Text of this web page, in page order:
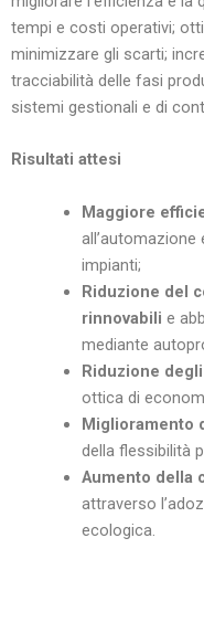
tempi e costi operativi;
minimizzare gli scarti;
tracciabilità delle fasi
sistemi gestionali e di
Risultati attesi
Maggiore
all’automazione
impianti;
Riduzione del
rinnovabili e
mediante
Riduzione
ottica di
Miglioramento
della flessibilità
Aumento della
attraverso
ecologica.